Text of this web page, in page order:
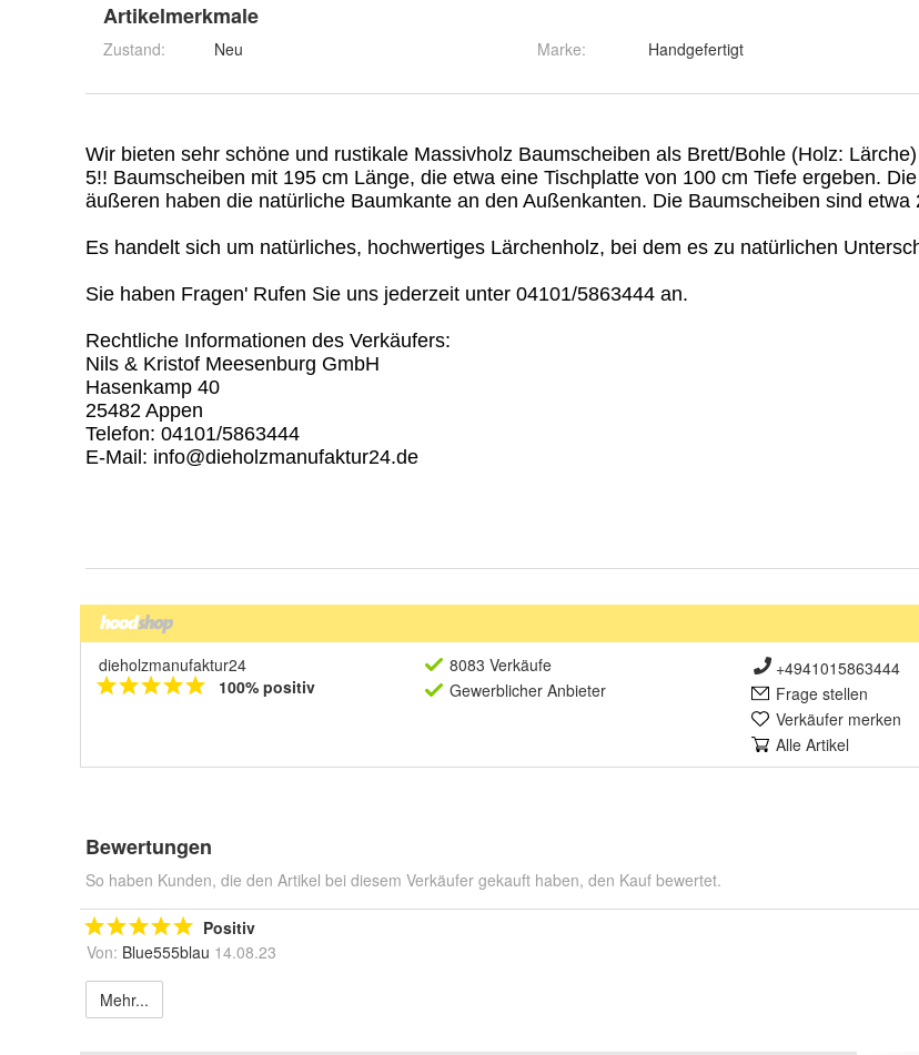
Artikelmerkmale
Zustand: Neu Marke: Handgefertigt
dieholzmanufaktur24
100% positiv
8083 Verkäufe
Gewerblicher Anbieter
+4941015863444
Frage stellen
Verkäufer merken
Alle Artikel
Bewertungen
So haben Kunden, die den Artikel bei diesem Verkäufer gekauft haben, den Kauf bewertet.
Positiv
Von: Blue555blau 14.08.23
Mehr...